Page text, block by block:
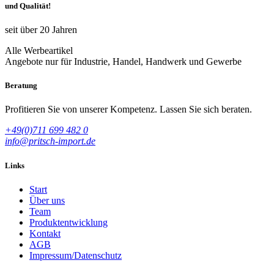
und Qualität!
seit über 20 Jahren
Alle Werbeartikel
Angebote nur für Industrie, Handel, Handwerk und Gewerbe
Beratung
Profitieren Sie von unserer Kompetenz. Lassen Sie sich beraten.
+49(0)711 699 482 0
info@pritsch-import.de
Links
Start
Über uns
Team
Produktentwicklung
Kontakt
AGB
Impressum/Datenschutz